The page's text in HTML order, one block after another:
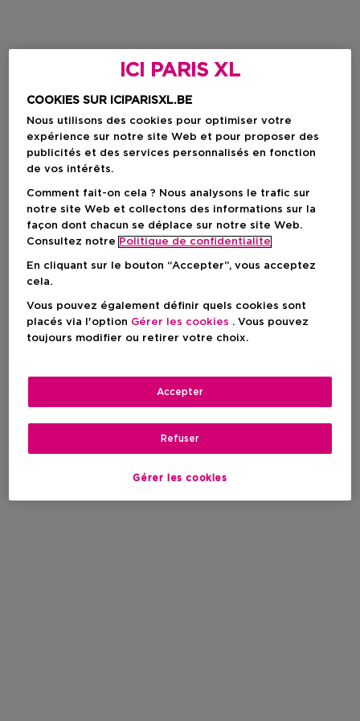
ICI PARIS XL
COOKIES SUR ICIPARISXL.BE
Nous utilisons des cookies pour optimiser votre
expérience sur notre site Web et pour proposer des
publicités et des services personnalisés en fonction
de vos intérêts.
Comment fait-on cela ? Nous analysons le trafic sur
notre site Web et collectons des informations sur la
façon dont chacun se déplace sur notre site Web.
Consultez notre Politique de confidentialite
En cliquant sur le bouton “Accepter”, vous acceptez
cela.
Vous pouvez également définir quels cookies sont
placés via l'option Gérer les cookies . Vous pouvez
toujours modifier ou retirer votre choix.
Gérer les cookies
Refuser
Accepter